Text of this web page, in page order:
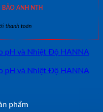
ANH NTH
thanh toán
phẩm